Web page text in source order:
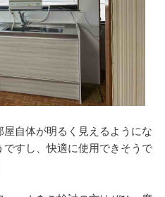
屋自体が明るく見えるようにな
すし、快適に使用できそうで